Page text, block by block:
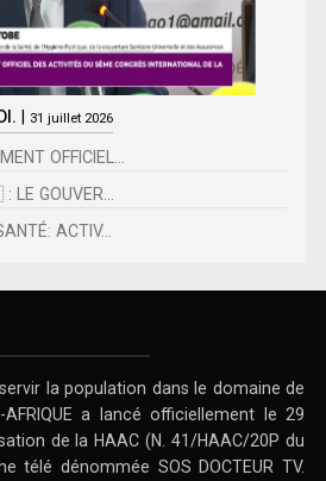
| 31 juillet 2026
OFFICIEL...
GOUVER...
ACTIV...
la population dans le domaine de
AFRIQUE a lancé officiellement le 29
de la HAAC (N. 41/HAAC/20P du
télé dénommée SOS DOCTEUR TV.